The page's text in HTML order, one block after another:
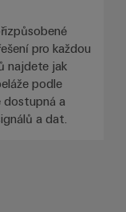
pro každou
najdete jak
podle
dostupná a
a dat.